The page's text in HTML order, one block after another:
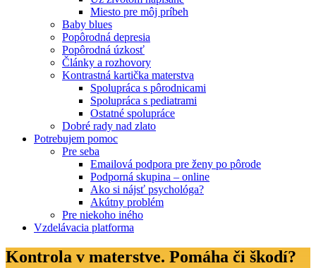
Miesto pre môj príbeh
Baby blues
Popôrodná depresia
Popôrodná úzkosť
Články a rozhovory
Kontrastná kartička materstva
Spolupráca s pôrodnicami
Spolupráca s pediatrami
Ostatné spolupráce
Dobré rady nad zlato
Potrebujem pomoc
Pre seba
Emailová podpora pre ženy po pôrode
Podporná skupina – online
Ako si nájsť psychológa?
Akútny problém
Pre niekoho iného
Vzdelávacia platforma
Kontrola v materstve. Pomáha či škodí?